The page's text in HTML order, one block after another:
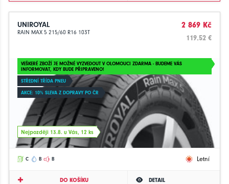
UNIROYAL
RAIN MAX 5 215/60 R16 103T
2 869 Kč
119.52 €
VEŠKERÉ ZBOŽÍ JE MOŽNÉ VYZVEDOUT V OLOMOUCI ZDARMA - BUDEME VÁS
INFORMOVAT, KDY BUDE PŘIPRAVENO!
STŘEDNÍ TŘÍDA PNEU
AKCE: 10% SLEVA Z DOPRAVY PO ČR
Nejpozději 13.8. u Vás, 12 ks
C B B Letní
DO KOŠÍKU DETAIL